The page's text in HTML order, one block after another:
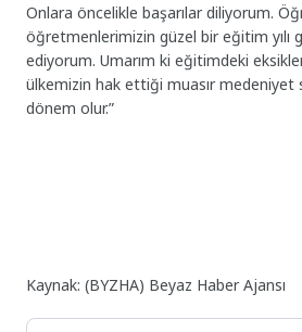
Onlara öncelikle başarılar diliyorum.
öğretmenlerimizin güzel bir eğitim yılı
ediyorum. Umarım ki eğitimdeki
ülkemizin hak ettiği muasır medeniyet
dönem olur.”
Kaynak: (BYZHA) Beyaz Haber Ajansı